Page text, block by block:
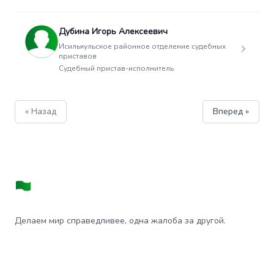
Дубина Игорь Алексеевич
Исилькульское районное отделение судебных
приставов
Судебный пристав-исполнитель
« Назад Вперед »
Делаем мир справедливее, одна жалоба за другой.